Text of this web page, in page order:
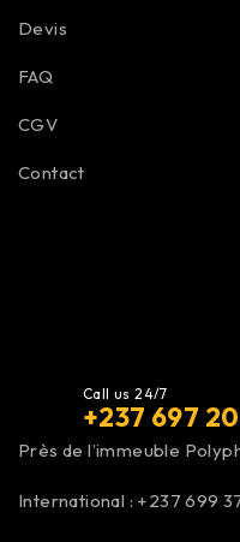
Devis
FAQ
CGV
Contact
Call us 24/7
+237 697
Près de l’immeuble
International : +237 699